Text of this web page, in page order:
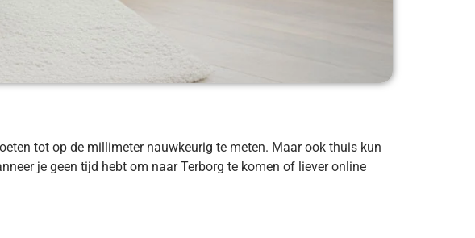
tot op de millimeter nauwkeurig te meten. Maar ook thuis kun
je geen tijd hebt om naar Terborg te komen of liever online